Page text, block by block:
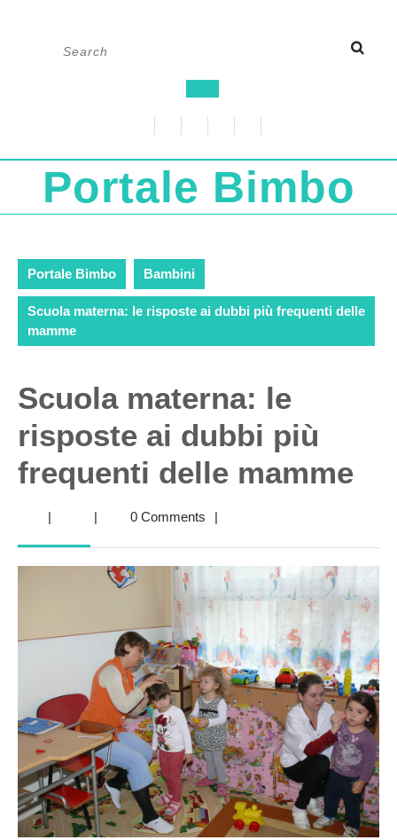
Button
Portale Bimbo
Portale Bimbo Bambini
Scuola materna: le risposte ai dubbi più frequenti delle
mamme
Scuola materna: le
risposte ai dubbi più
frequenti delle mamme
| | 0 Comments |